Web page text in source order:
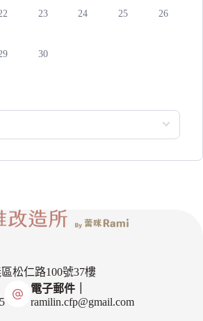
23 24 25 26
30
松仁路100號37樓
電子郵件｜
ramilin.cfp@gmail.com